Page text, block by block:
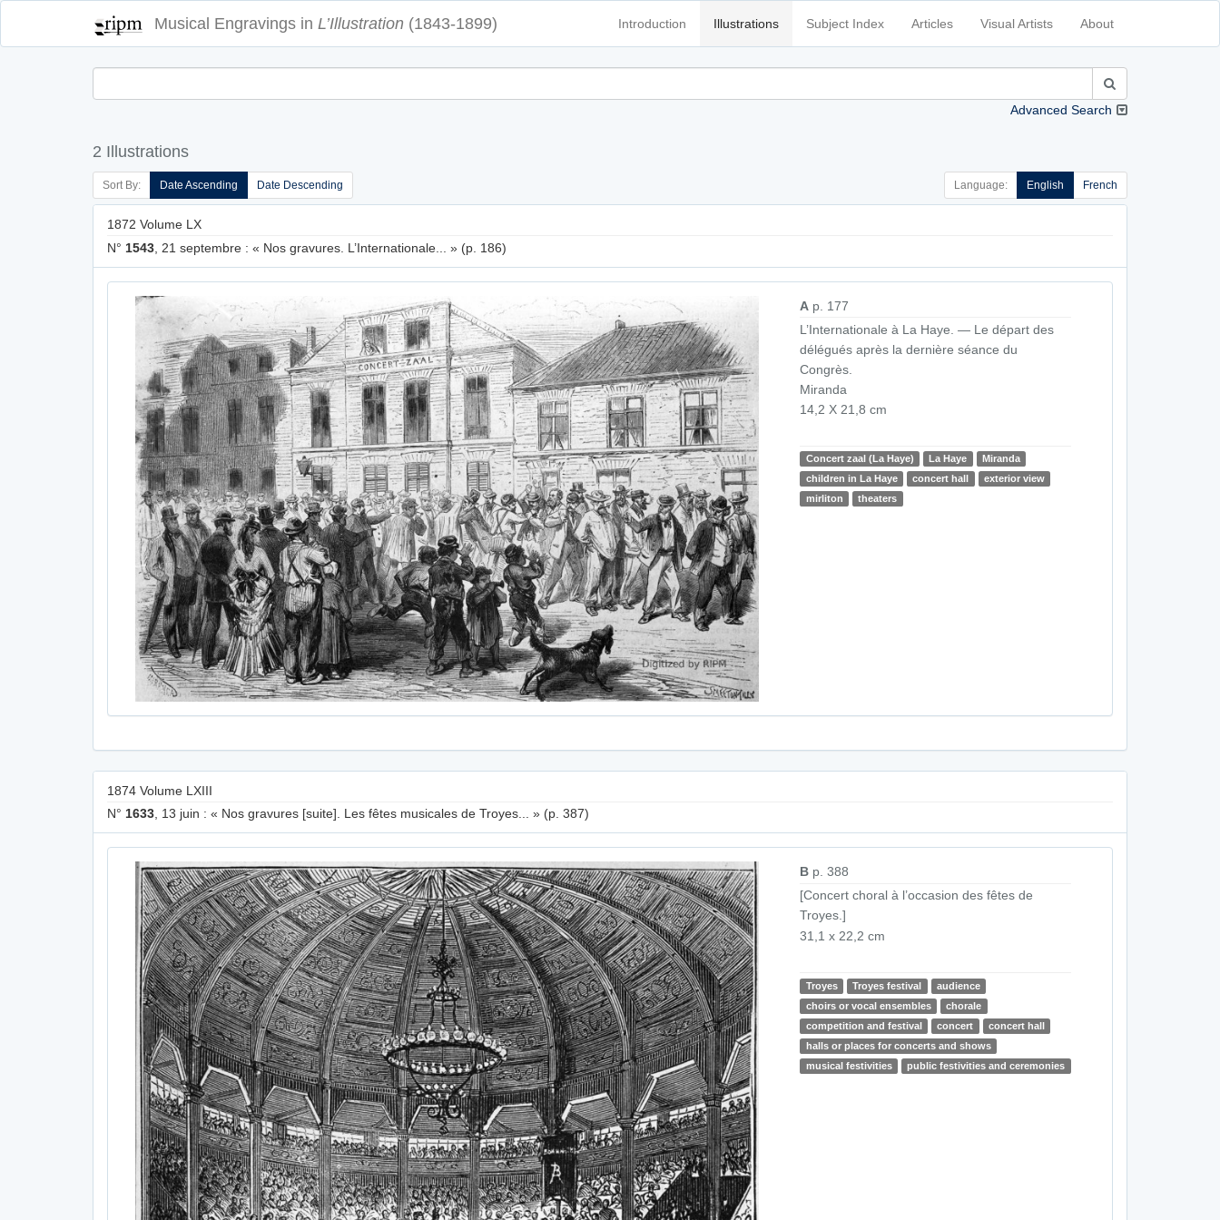
Musical Engravings in L’Illustration (1843-1899) Introduction Illustrations Subject Index Articles Visual Artists About
Advanced Search
2 Illustrations
Sort By: Date Ascending Date Descending Language: English French
1872 Volume LX
N° 1543 , 21 septembre : « Nos gravures. L’Internationale... » (p. 186)
A p. 177
L’Internationale à La Haye. — Le départ des
délégués après la dernière séance du
Congrès.
Miranda
14,2 X 21,8 cm
Concert zaal (La Haye) La Haye
Miranda
children in La Haye
concert hall
exterior view
mirliton
theaters
1874 Volume LXIII
N° 1633, 13 juin : « Nos gravures [suite]. Les fêtes musicales de Troyes... » (p. 387)
B p. 388
[Concert choral à l’occasion des fêtes de
Troyes.]
31,1 x 22,2 cm
Troyes Troyes festival
audience
choirs or vocal ensembles
chorale
competition and festival
concert
concert hall
halls or places for concerts and shows
musical festivities
public festivities and ceremonies